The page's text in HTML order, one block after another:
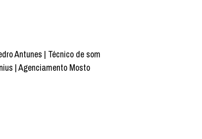
Antunes | Técnico de som
| Agenciamento Mosto